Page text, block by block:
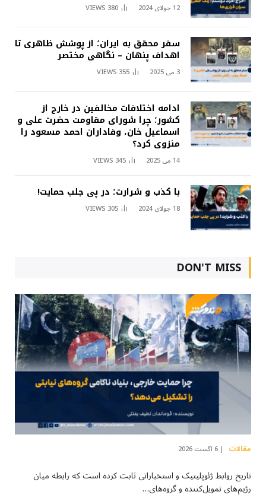
12 جولای 2024 380
VIEWS
سفر محقق به ایران؛ از پوشش ظاهری تا
اهداف پنهان – نگاهی مختصر
3 می 2025 355
VIEWS
ادامه اختلافات مخالفین در خارج از
کشور؛ چرا شورای مقاومت حضرت علی و
اسماعیل خان، وفاداران احمد مسعود را
منزوی کرد؟
14 می 2025 345
VIEWS
با کذب و شرارت؛ در پی جلب حمایت!
18 جولای 2024 305
VIEWS
DON'T MISS
مقالات 6 آگست 2026
تاریخ روابط ژئوپلیتیک و استخباراتی ثابت کرده است که رابطه میان
رژیم‌های تمویل‌کننده و گروه‌های…